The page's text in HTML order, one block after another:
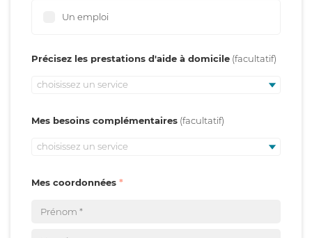
Un emploi
Précisez les prestations d'aide à domicile
choisissez un service
Mes besoins complémentaires
choisissez un service
Mes coordonnées